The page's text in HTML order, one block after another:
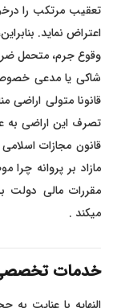
تعقیب مرتکب را
اعتراض نماید.
شاکی یا مدعی
قانونا متولی
قانون مجازات
مقررات مالی دولت
میکند .
خدمات